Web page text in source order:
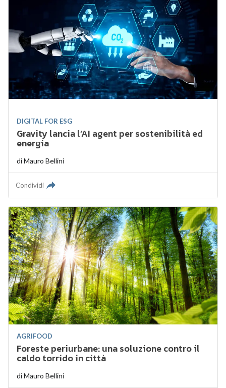
DIGITAL FOR ESG
Gravity lancia l’AI agent per sostenibilità ed
energia
diMauro Bellini
Condividi
AGRIFOOD
Foreste periurbane: una soluzione contro il
caldo torrido in città
diMauro Bellini